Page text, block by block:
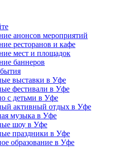
анонсов мероприятий
ресторанов и кафе
мест и площадок
баннеров
выставки в Уфе
фестивали в Уфе
с детьми в Уфе
активный отдых в Уфе
музыка в Уфе
шоу в Уфе
праздники в Уфе
образование в Уфе